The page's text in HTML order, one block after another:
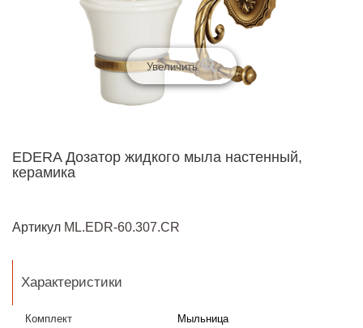
Увеличить
EDERA Дозатор жидкого мыла настенный,
керамика
Артикул ML.EDR-60.307.CR
Характеристики
Комплект
Мыльница